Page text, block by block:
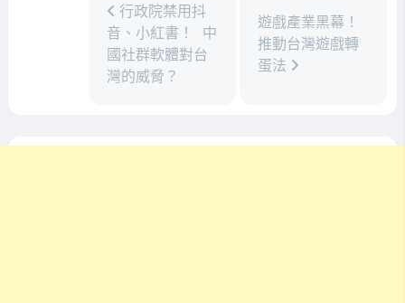
行政院禁用抖
音、小紅書！ 中
國社群軟體對台
灣的威脅？
遊戲產業黑幕！
推動台灣遊戲轉
蛋法